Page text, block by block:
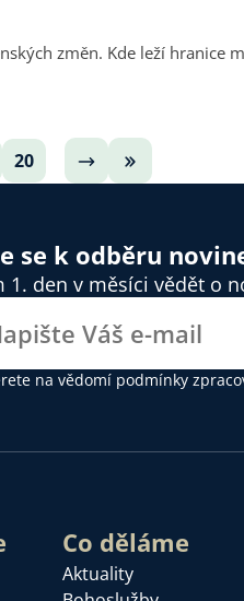
změn. Kde leží hranice
20
se k odběru
1. den v měsíci vědět o
na vědomí podmínky
Co děláme
Aktuality